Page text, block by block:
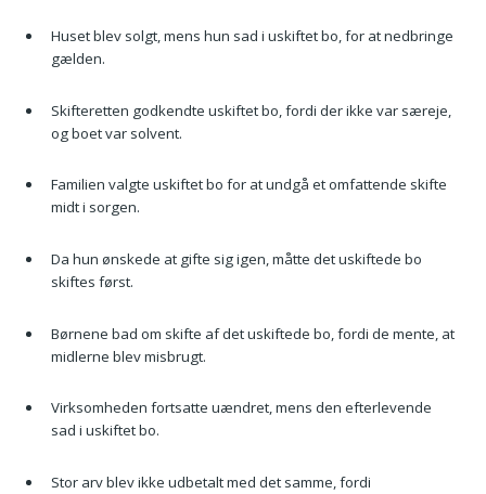
Huset blev solgt, mens hun sad i uskiftet bo, for at nedbringe
gælden.
Skifteretten godkendte uskiftet bo, fordi der ikke var særeje,
og boet var solvent.
Familien valgte uskiftet bo for at undgå et omfattende skifte
midt i sorgen.
Da hun ønskede at gifte sig igen, måtte det uskiftede bo
skiftes først.
Børnene bad om skifte af det uskiftede bo, fordi de mente, at
midlerne blev misbrugt.
Virksomheden fortsatte uændret, mens den efterlevende
sad i uskiftet bo.
Stor arv blev ikke udbetalt med det samme, fordi